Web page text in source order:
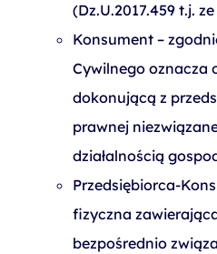
(Dz.U.2017.459 t.j.
Konsument –
Cywilnego oznacza
dokonującą z
prawnej
działalnością
Przedsiębiorca-
fizyczna
bezpośrednio